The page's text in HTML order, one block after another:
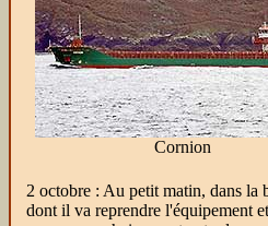
Cornion
2 octobre : Au petit matin, dans la
dont il va reprendre l'équipement